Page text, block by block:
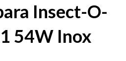
Insect-O-
54W Inox